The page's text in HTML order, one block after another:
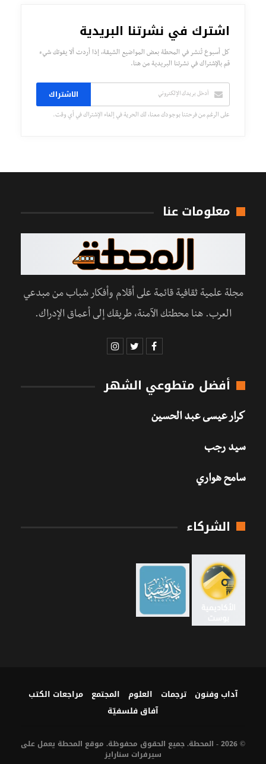
اشترك في نشرتنا البريدية
كل أسبوع تُنشر في المحطة بعض المواضيع الشيقة، إذا أردت ألا يفوتك شيء
قم بالإشتراك في نشرتنا البريدية من هنا.
الاشتراك
على الرغم من فرحتنا بوجودك معنا، لك الحرية في إلغاء الإشتراك في أي وقت.
معلومات عنا
مجلة علمية ثقافية قائمة على أقلام وأفكار شباب من مبدعي
العرب. هنا محطتك الآمنة، طريقك إلى أعماق الإدراك.
أفضل متطوعي الشهر
كرار عيسى عبد الحسين
سيد رجب
سامح هواري
الشركاء
آداب وفنون ترجمات العلوم المجتمع
مراجعات الكتب
آفاق فلسفيّة‎
© 2026 - المحطة. جميع الحقوق محفوظة. موقع المحطة يعمل على
سيرفرات سنارايز